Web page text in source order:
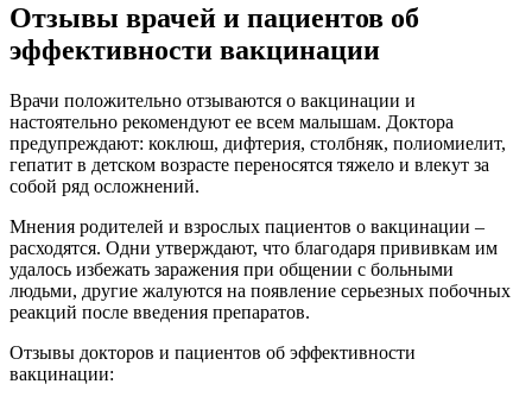
Отзывы врачей и пациентов об
эффективности вакцинации
Врачи положительно отзываются о вакцинации и
настоятельно рекомендуют ее всем малышам. Доктора
предупреждают: коклюш, дифтерия, столбняк, полиомиелит,
гепатит в детском возрасте переносятся тяжело и влекут за
собой ряд осложнений.
Мнения родителей и взрослых пациентов о вакцинации –
расходятся. Одни утверждают, что благодаря прививкам им
удалось избежать заражения при общении с больными
людьми, другие жалуются на появление серьезных побочных
реакций после введения препаратов.
Отзывы докторов и пациентов об эффективности
вакцинации: